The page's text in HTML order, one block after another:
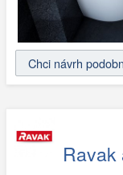
Chci návrh
Ravak